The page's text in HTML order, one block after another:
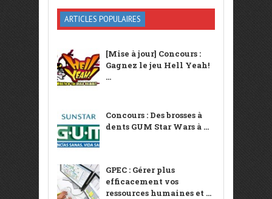
ARTICLES POPULAIRES
[Mise à jour] Concours :
Gagnez le jeu Hell Yeah!
...
Concours : Des brosses à
dents GUM Star Wars à ...
GPEC : Gérer plus
efficacement vos
ressources humaines et ...